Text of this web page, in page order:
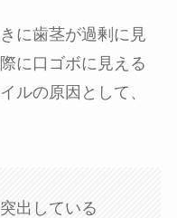
に歯茎が過剰に見
に口ゴボに見える
ルの原因として、
出している